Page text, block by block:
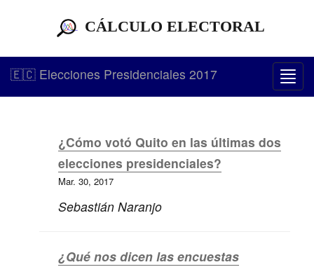
CÁLCULO ELECTORAL
🇪🇨 Elecciones Presidenciales 2017
¿Cómo votó Quito en las últimas dos
elecciones presidenciales?
Mar. 30, 2017
Sebastián Naranjo
¿Qué nos dicen las encuestas